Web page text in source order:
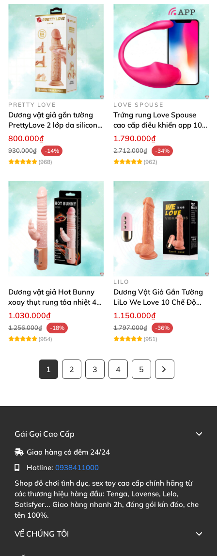
PRETTY LOVE
Dương vật giả gắn tường
PrettyLove 2 lớp da silicon
mềm mịn không rung
800.000₫
930.000₫
-14%
(968)
LOVE SPOUSE
Trứng rung Love Spouse
cao cấp điều khiển app 10
chế độ rung cực khoái toàn
1.790.000₫
2.712.000₫
-34%
(962)
Dương vật giả Hot Bunny
xoay thụt rung tỏa nhiệt 48
độ
1.030.000₫
1.256.000₫
-18%
(954)
LILO
Dương Vật Giả Gắn Tường
LiLo We Love 10 Chế Độ
Rung Nhiệt
1.150.000₫
1.797.000₫
-36%
(951)
1 2 3 4 5
Gái Gọi Cao Cấp
Giao hàng cả đêm 24/24
Hotline: 0938411000
Shop đồ chơi tình dục, sex toy cao cấp chính hãng từ
các thương hiệu hàng đầu: Tenga, Lovense, Lelo,
Satisfyer... Giao hàng nhanh 2h, đóng gói kín đáo, che
tên 100%.
VỀ CHÚNG TÔI